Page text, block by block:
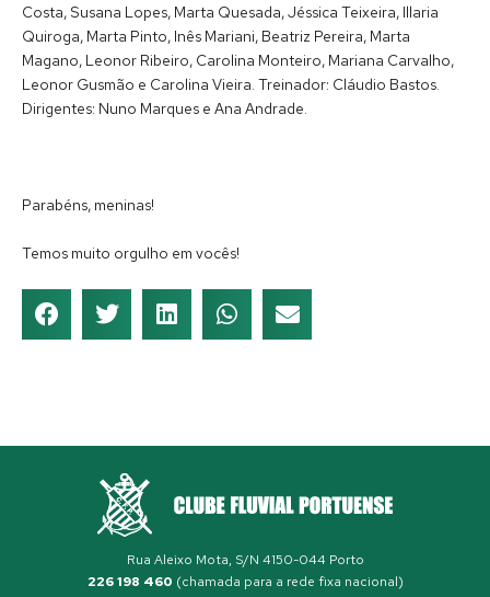
Costa, Susana Lopes, Marta Quesada, Jéssica Teixeira, Illaria
Quiroga, Marta Pinto, Inês Mariani, Beatriz Pereira, Marta
Magano, Leonor Ribeiro, Carolina Monteiro, Mariana Carvalho,
Leonor Gusmão e Carolina Vieira. Treinador: Cláudio Bastos.
Dirigentes: Nuno Marques e Ana Andrade.
Parabéns, meninas!
Temos muito orgulho em vocês!
Rua Aleixo Mota, S/N 4150-044 Porto
226 198 460 (chamada para a rede fixa nacional)